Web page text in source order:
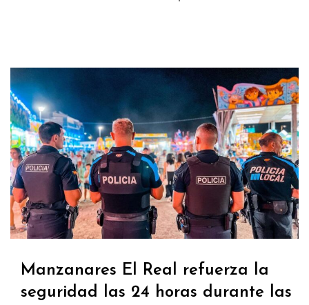
Manzanares El Real refuerza la
seguridad las 24 horas durante las